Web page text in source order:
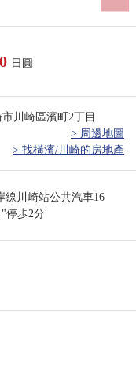
日圓
川崎區濱町2丁目
> 周邊地圖
> 找橫濱/川崎的房地產
線川崎站公共汽車16
停歩2分